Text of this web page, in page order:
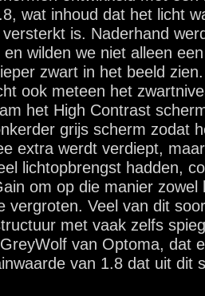
wat inhoud dat het licht
is. Naderhand
wilden we niet alleen
zwart in het beeld
ook meteen het
het High Contrast
grijs scherm zodat
extra werdt verdiept,
lichtopbrengst hadden,
om op die manier
vergroten. Veel van dit
met vaak zelfs
van Optoma, dat
van 1.8 dat uit dit